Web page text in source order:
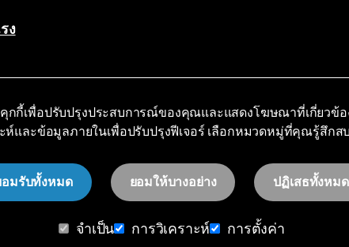
คุกกี้เพื่อปรับปรุงประสบการณ์ของคุณและแสดงโฆษณาที่เกี่ยวข้อ
ห์และข้อมูลภายในเพื่อปรับปรุงฟีเจอร์ เลือกหมวดหมู่ที่คุณรู้สึกส
อมรับทั้งหมด ยอมให้บางอย่าง ปฏิเสธทั้งหมด
จำเป็น การวิเคราะห์ การตั้งค่า
ง